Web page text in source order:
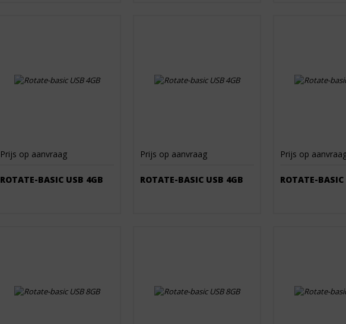
Prijs op aanvraag
ROTATE-BASIC USB 4GB
Prijs op aanvraag
ROTATE-BASIC USB 4GB
Prijs op
ROTATE-